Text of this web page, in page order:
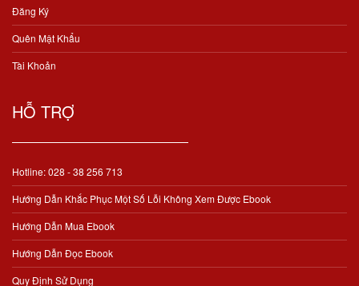
Đăng Ký
Quên Mật Khẩu
Tài Khoản
HỖ TRỢ
Hotline: 028 - 38 256 713
Hướng Dẫn Khắc Phục Một Số Lỗi Không Xem Được Ebook
Hướng Dẫn Mua Ebook
Hướng Dẫn Đọc Ebook
Quy Định Sử Dụng